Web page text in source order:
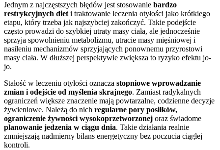
Jednym z najczęstszych błędów jest stosowanie bardzo
restrykcyjnych dieti traktowanie leczenia otyłości jako krótkiego
etapu, który trzeba jak najszybciej zakończyć. Takie podejście
często prowadzi do szybkiej utraty masy ciała, ale jednocześnie
sprzyja spowolnieniu metabolizmu, utracie masy mięśniowej i
nasileniu mechanizmów sprzyjających ponownemu przyrostowi
masy ciała. W dłuższej perspektywie zwiększa to ryzyko efektu jo-
jo.
Stałość w leczeniu otyłości oznacza stopniowe wprowadzanie
zmian i odejście od myślenia skrajnego. Zamiast radykalnych
ograniczeń większe znaczenie mają powtarzalne, codzienne decyzje
żywieniowe. Należą do nich regularne pory posiłków,
ograniczenie żywności wysokoprzetworzonej oraz świadome
planowanie jedzenia w ciągu dnia. Takie działania realnie
zmniejszają nadmierny bilans energetyczny bez poczucia ciągłej
kontroli.